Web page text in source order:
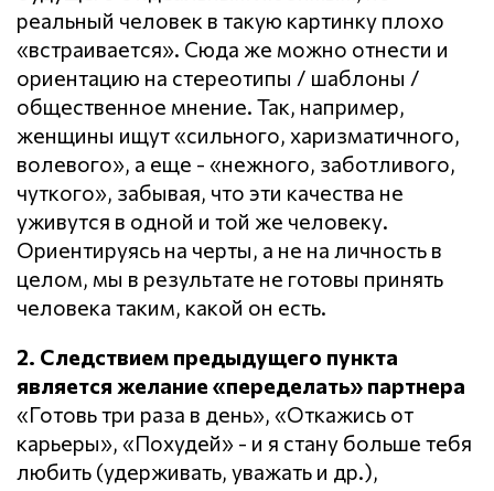
реальный человек в такую картинку плохо
«встраивается». Сюда же можно отнести и
ориентацию на стереотипы / шаблоны /
общественное мнение. Так, например,
женщины ищут «сильного, харизматичного,
волевого», а еще - «нежного, заботливого,
чуткого», забывая, что эти качества не
уживутся в одной и той же человеку.
Ориентируясь на черты, а не на личность в
целом, мы в результате не готовы принять
человека таким, какой он есть.
2. Следствием предыдущего пункта
является желание «переделать» партнера
«Готовь три раза в день», «Откажись от
карьеры», «Похудей» - и я стану больше тебя
любить (удерживать, уважать и др.),